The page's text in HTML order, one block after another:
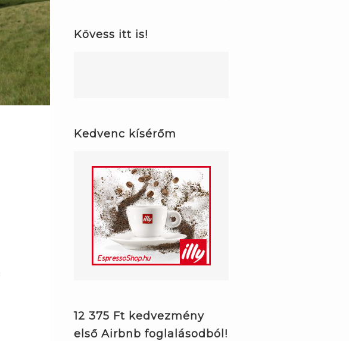
Kövess itt is!
Kedvenc kísérőm
12 375 Ft kedvezmény
első Airbnb foglalásodból!